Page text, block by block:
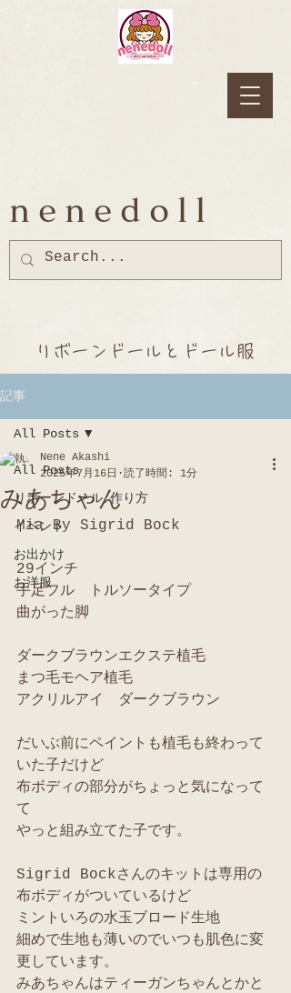
nenedoll
リボーンドールとドール服
記事
All Posts
リボーンドール 作り方
イベント
お出かけ
お洋服
All Posts
みあちゃん
Nene Akashi
2025年7月16日
読了時間: 1分
Mia By Sigrid Bock
29インチ
手足フル　トルソータイプ
曲がった脚
ダークブラウンエクステ植毛
まつ毛モヘア植毛
アクリルアイ　ダークブラウン
だいぶ前にペイントも植毛も終わって
いた子だけど
布ボディの部分がちょっと気になって
て
やっと組み立てた子です。
Sigrid Bockさんのキットは専用の
布ボディがついているけど
ミントいろの水玉ブロード生地
細めで生地も薄いのでいつも肌色に変
更しています。
みあちゃんはティーガンちゃんとかと